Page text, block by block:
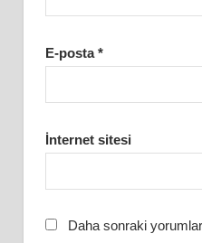
E-posta*
İnternet sitesi
Daha sonraki